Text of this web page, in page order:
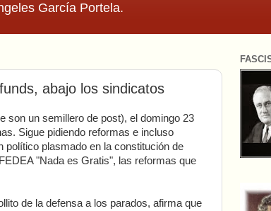
García Portela.
abajo los sindicatos
son un semillero de post), el domingo 23
Sigue pidiendo reformas e incluso
político plasmado en la constitución de
"Nada es Gratis", las reformas que
de la defensa a los parados, afirma que